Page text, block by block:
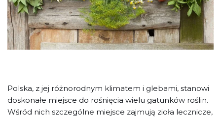
Polska, z jej różnorodnym klimatem i glebami, stanowi
doskonałe miejsce do rośnięcia wielu gatunków roślin.
Wśród nich szczególne miejsce zajmują zioła lecznicze,